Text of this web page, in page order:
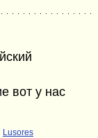
вот у нас
Lusores